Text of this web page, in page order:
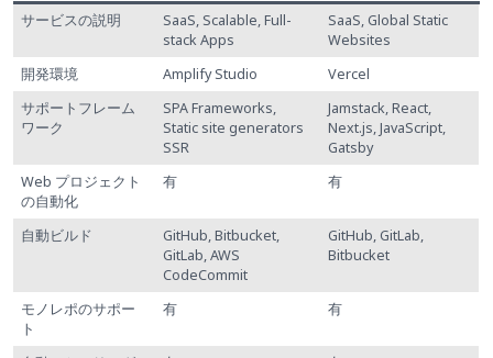
サービスの説明
SaaS, Scalable, Full-
stack Apps
SaaS, Global Static
Websites
開発環境
Amplify Studio
Vercel
サポートフレーム
ワーク
SPA Frameworks,
Static site generators
SSR
Jamstack, React,
Next.js, JavaScript,
Gatsby
Web プロジェクト
の自動化
有 有
自動ビルド
GitHub, Bitbucket,
GitLab, AWS
CodeCommit
GitHub, GitLab,
Bitbucket
モノレポのサポー
ト
有 有